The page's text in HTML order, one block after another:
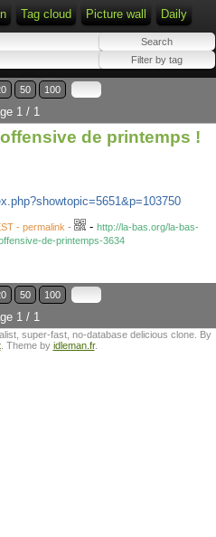
Tag cloud Picture wall Daily
50 100
1 / 1
de printemps !
- permalink - - http://la-bas.org/la-bas-
de-printemps-3634
50 100
1 / 1
super-fast, no-database delicious clone. By
. Theme by idleman.fr.